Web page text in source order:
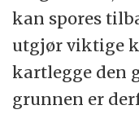
kan spores
utgjør viktige
kartlegge den
grunnen er